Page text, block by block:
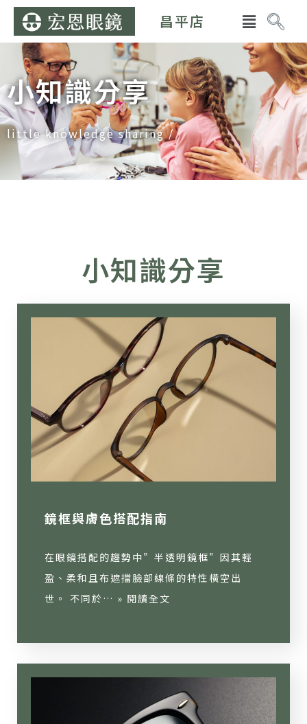
昌平店
小知識分享
little knowledge sharing /
小知識分享
鏡框與膚色搭配指南
在眼鏡搭配的趨勢中”半透明鏡框”因其輕
盈、柔和且布遮擋臉部線條的特性橫空出
世。 不同於… » 閱讀全文